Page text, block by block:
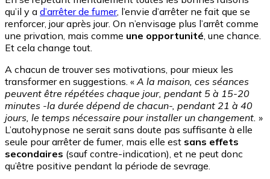
qu’il y a d’arrêter de fumer, l’envie d’arrêter ne fait que se
renforcer, jour après jour. On n’envisage plus l’arrêt comme
une privation, mais comme une opportunité , une chance.
Et cela change tout.
A chacun de trouver ses motivations, pour mieux les
transformer en suggestions. « A la maison, ces séances
peuvent être répétées chaque jour, pendant 5 à 15-20
minutes -la durée dépend de chacun-, pendant 21 à 40
jours, le temps nécessaire pour installer un changement. »
L’autohypnose ne serait sans doute pas suffisante à elle
seule pour arrêter de fumer, mais elle est sans effets
secondaires (sauf contre-indication), et ne peut donc
qu’être positive pendant la période de sevrage.